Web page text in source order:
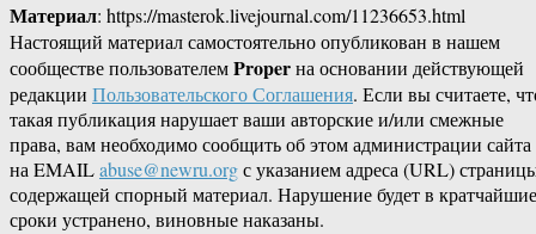
Материал: https://masterok.livejournal.com/11236653.html
Настоящий материал самостоятельно опубликован в нашем
сообществе пользователемProperна основании действующей
редакции Пользовательского Соглашения. Если вы считаете,
такая публикация нарушает ваши авторские и/или смежные
права, вам необходимо сообщить об этом администрации сайта
на EMAILabuse@newru.orgс указанием адреса (URL)
содержащей спорный материал. Нарушение будет в кратчайшие
сроки устранено, виновные наказаны.